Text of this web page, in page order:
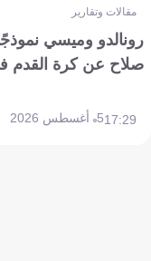
مقالات وتقارير
رونالدو وميسي
صلاح عن كرة القدم
17:295 أغسطس 2026